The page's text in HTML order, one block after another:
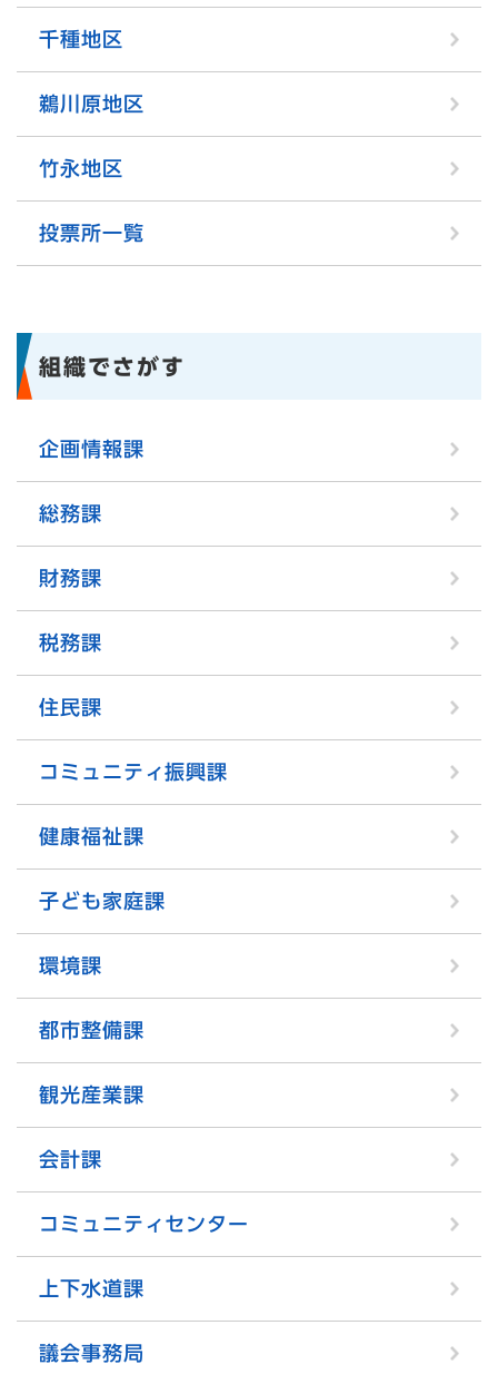
千種地区
鵜川原地区
竹永地区
投票所一覧
組織でさがす
企画情報課
総務課
財務課
税務課
住民課
コミュニティ振興課
健康福祉課
子ども家庭課
環境課
都市整備課
観光産業課
会計課
コミュニティセンター
上下水道課
議会事務局